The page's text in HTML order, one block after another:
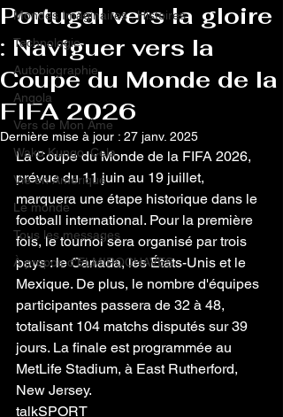
Mondes Imaginaires : Histoires
Technologie
Autobiographie
Angola
Vers de Mon Âme
Waku Kungo, Cela
Vie en Amérique
Le monde
Tous les messages
À propos d'ELMIROCHAVES
Portugal vers la gloire
: Naviguer vers la
Coupe du Monde de la
FIFA 2026
Dernière mise à jour : 27 janv. 2025
La Coupe du Monde de la FIFA 2026,
prévue du 11 juin au 19 juillet,
marquera une étape historique dans le
football international. Pour la première
fois, le tournoi sera organisé par trois
pays : le Canada, les États-Unis et le
Mexique. De plus, le nombre d'équipes
participantes passera de 32 à 48,
totalisant 104 matchs disputés sur 39
jours. La finale est programmée au
MetLife Stadium, à East Rutherford,
New Jersey.
talkSPORT